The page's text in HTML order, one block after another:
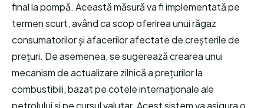
final la pompă. Această măsură va fi implementată pe
termen scurt, având ca scop oferirea unui răgaz
consumatorilor și afacerilor afectate de creșterile de
prețuri. De asemenea, se sugerează crearea unui
mecanism de actualizare zilnică a prețurilor la
combustibili, bazat pe cotele internaționale ale
petrolului și pe cursul valutar. Acest sistem va asigura o